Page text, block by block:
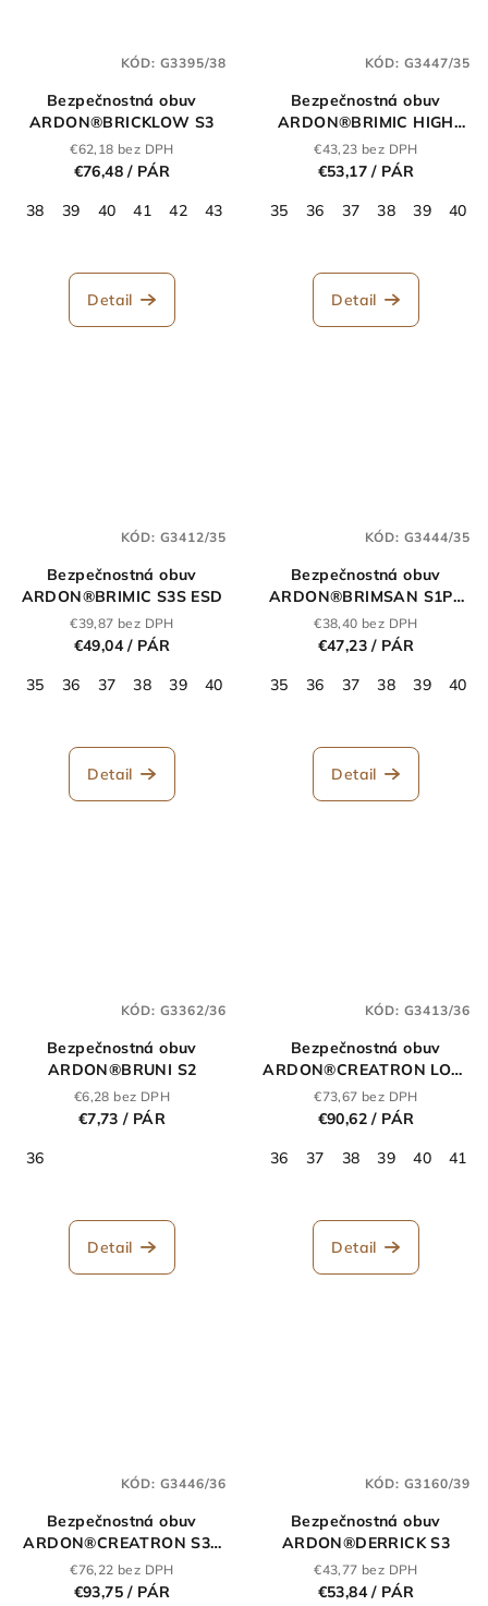
Bezpečnostná obuv
ARDON®BRICKLOW S3
€62,18 bez DPH
€76,48/ PÁR
38
39 40 41 42 43 45 46 47 48
Detail
KÓD: G3395/38
Bezpečnostná obuv
ARDON®BRIMIC HIGH
S3S ESD
€43,23 bez DPH
€53,17/ PÁR
35
36 37 38 39 40
hodnotenie
produktu
Detail
KÓD: G3447/35
Bezpečnostná obuv
ARDON®BRIMIC S3S ESD
€39,87 bez DPH
€49,04/ PÁR
35
36 37 38 39 40 42 43 44 45 46 47
Detail
KÓD: G3412/35
Bezpečnostná obuv
ARDON®BRIMSAN S1PS
ESD
€38,40 bez DPH
€47,23/ PÁR
35
36 37 38 39 40
Detail
KÓD: G3444/35
Bezpečnostná obuv
ARDON®BRUNI S2
€6,28 bez DPH
€7,73/ PÁR
36
Detail
KÓD: G3362/36
Bezpečnostná obuv
ARDON®CREATRON LOW
S3 ESD
€73,67 bez DPH
€90,62/ PÁR
36
37 38 39 40 41
Detail
KÓD: G3413/36
Bezpečnostná obuv
ARDON®CREATRON S3S
ESD
€76,22 bez DPH
€93,75/ PÁR
KÓD: G3446/36
Bezpečnostná obuv
ARDON®DERRICK S3
€43,77 bez DPH
€53,84/ PÁR
KÓD: G3160/39